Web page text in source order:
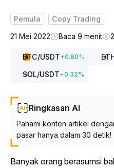
Pemula
Copy Trading
21 Mei 2022
Baca 9 menit
BTC/USDT+0.80%
SOL/USDT+0.32%
Ringkasan AI
Pahami konten artikel
pasar hanya dalam 30 detik!
Banyak orang berasumsi